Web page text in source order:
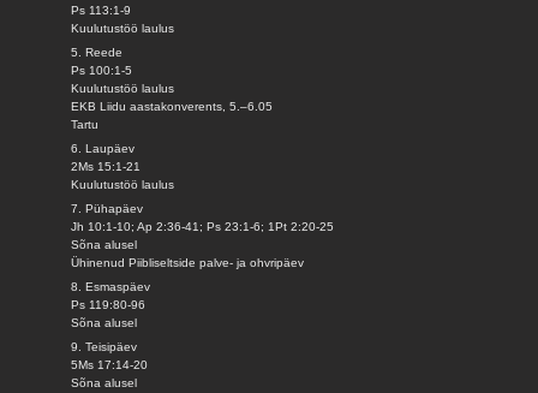
Ps 113:1-9
Kuulutustöö laulus
5. Reede
Ps 100:1-5
Kuulutustöö laulus
EKB Liidu aastakonverents, 5.–6.05
Tartu
6. Laupäev
2Ms 15:1-21
Kuulutustöö laulus
7. Pühapäev
Jh 10:1-10; Ap 2:36-41; Ps 23:1-6; 1Pt 2:20-25
Sõna alusel
Ühinenud Piibliseltside palve- ja ohvripäev
8. Esmaspäev
Ps 119:80-96
Sõna alusel
9. Teisipäev
5Ms 17:14-20
Sõna alusel